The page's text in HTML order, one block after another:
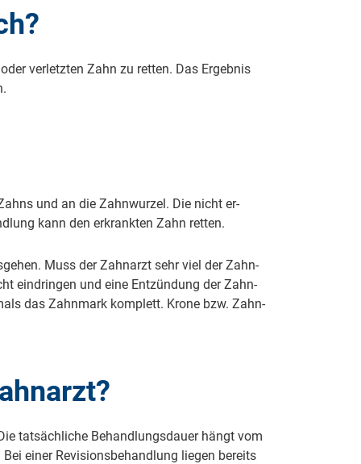
ver­letz­ten Zahn zu retten. Das Er­geb­nis
und an die Zahn­wur­zel. Die nicht er­
kann den er­krank­ten Zahn ret­ten.
Muss der Zahn­arzt sehr viel der Zahn­
ein­drin­gen und ei­ne Ent­zün­dung der Zahn­
das Zahn­mark kom­plett. Kro­ne bzw. Zahn­
tat­säch­li­che Be­hand­lungs­dau­er hängt vom
ei­ner Re­vi­sions­be­hand­lung lie­gen be­reits